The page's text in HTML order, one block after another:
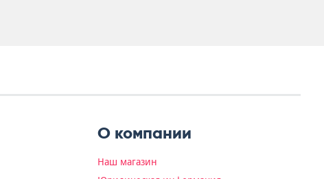
О компании
Наш магазин